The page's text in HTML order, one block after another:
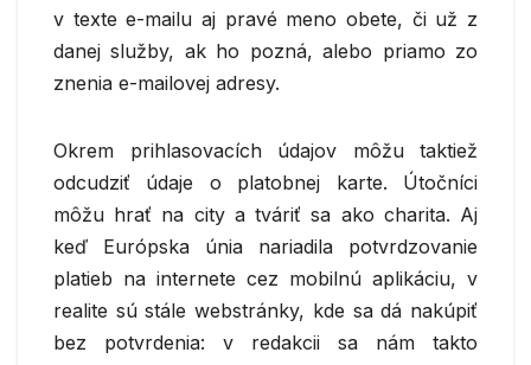
v texte e-mailu aj pravé meno obete, či už z
danej služby, ak ho pozná, alebo priamo zo
znenia e-mailovej adresy.
Okrem prihlasovacích údajov môžu taktiež
odcudziť údaje o platobnej karte. Útočníci
môžu hrať na city a tváriť sa ako charita. Aj
keď Európska únia nariadila potvrdzovanie
platieb na internete cez mobilnú aplikáciu, v
realite sú stále webstránky, kde sa dá nakúpiť
bez potvrdenia: v redakcii sa nám takto